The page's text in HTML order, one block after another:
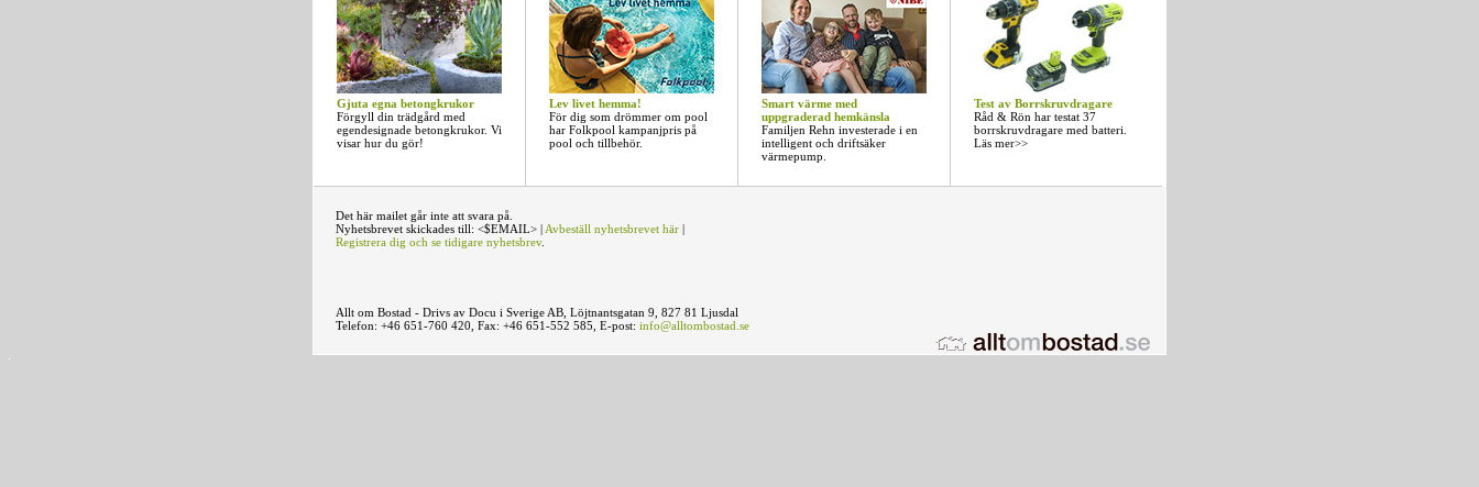
Gjuta egna betongkrukor
Förgyll din trädgård med
egendesignade betongkrukor. Vi
visar hur du gör!
Lev livet hemma!
För dig som drömmer om pool
har Folkpool kampanjpris på
pool och tillbehör.
Smart värme med
uppgraderad hemkänsla
Familjen Rehn investerade i en
intelligent och driftsäker
värmepump.
Test av Borrskruvdragare
Råd & Rön har testat 37
borrskruvdragare med batteri.
Läs mer>>
Det här mailet går inte att svara på.
Nyhetsbrevet skickades till: <$EMAIL> | Avbeställ nyhetsbrevet här |
Registrera dig och se tidigare nyhetsbrev.
Allt om Bostad - Drivs av Docu i Sverige AB, Löjtnantsgatan 9, 827 81 Ljusdal
Telefon: +46 651-760 420, Fax: +46 651-552 585, E-post: info@alltombostad.se